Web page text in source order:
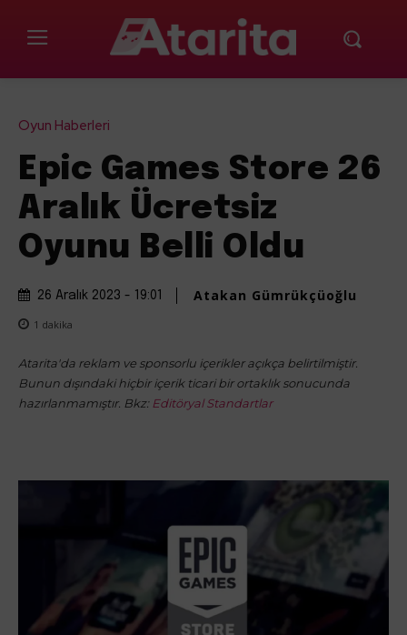
Oyun Haberleri
Epic Games Store 26
Aralık Ücretsiz
Oyunu Belli Oldu
26 Aralık 2023 - 19:01 Atakan Gümrükçüoğlu
1 dakika
Atarita'da reklam ve sponsorlu içerikler açıkça belirtilmiştir.
Bunun dışındaki hiçbir içerik ticari bir ortaklık sonucunda
hazırlanmamıştır. Bkz: Editöryal Standartlar